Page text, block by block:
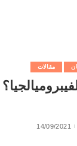
مقالات
14/09/2021